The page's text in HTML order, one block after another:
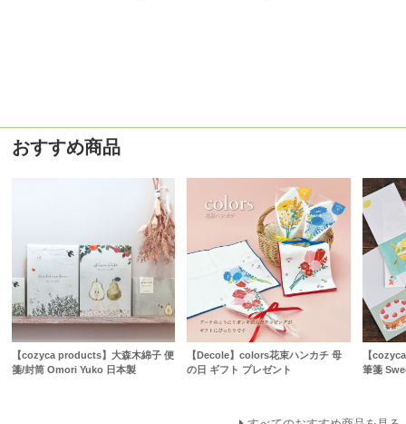
おすすめ商品
【cozyca products】大森木綿子 便
箋/封筒 Omori Yuko 日本製
【Decole】colors花束ハンカチ 母
の日 ギフト プレゼント
【
筆箋